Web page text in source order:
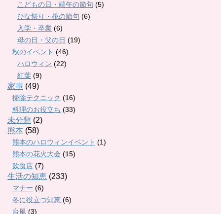
こどもの日・端午の節句 (5)
ひな祭り・桃の節句 (6)
入学・卒業 (6)
母の日・父の日 (19)
秋のイベント (46)
ハロウィン (22)
紅葉 (9)
家事 (49)
掃除テクニック (16)
料理のお役立ち (33)
未分類 (2)
熊本 (58)
熊本のハロウィンイベント (1)
熊本の花火大会 (15)
飲食店 (7)
生活の知恵 (233)
マナー (6)
冬に役立つ知恵 (6)
台風 (3)